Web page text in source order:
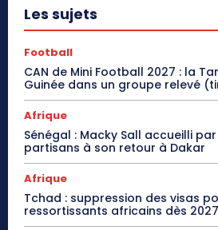
Les sujets
Football
CAN de Mini Football 2027 : la
Guinée dans un groupe relevé
Afrique
Sénégal : Macky Sall accueilli
partisans à son retour à Dakar
Afrique
Tchad : suppression des visas
ressortissants africains dès 2027